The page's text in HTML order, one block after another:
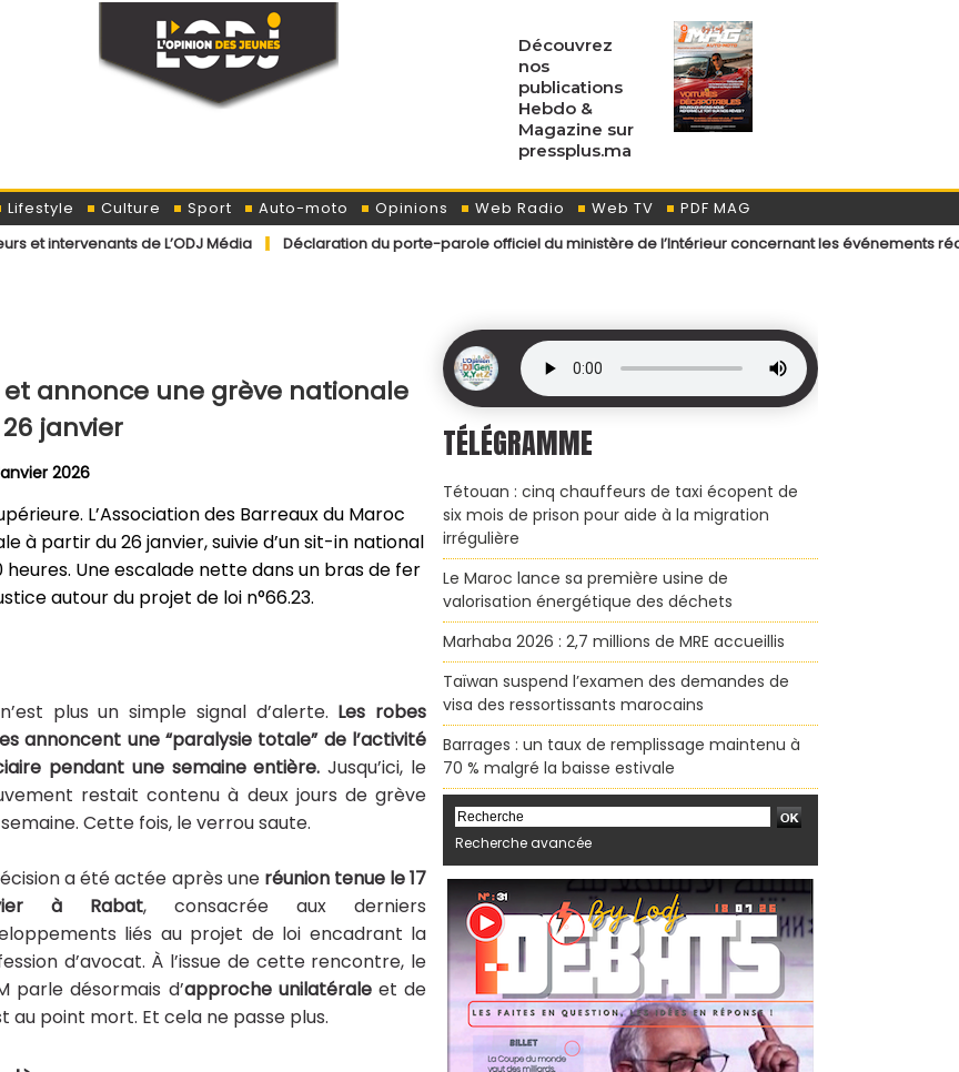
Découvrez
nos
publications
Hebdo &
Magazine sur
pressplus.ma
Lifestyle Culture Sport Auto-moto Opinions Web Radio Web TV
PDF MAG
de L’ODJ Média
Déclaration du porte-parole officiel du ministère de l’Intérieur concernant les événements récemment
et annonce une grève nationale
janvier
2026
L’Association des Barreaux du Maroc
à partir du 26 janvier, suivie d’un sit-in national
Une escalade nette dans un bras de fer
autour du projet de loi n°66.23.
plus un simple signal d’alerte. Les robes
annoncent une “paralysie totale” de l’activité
pendant une semaine entière. Jusqu’ici, le
restait contenu à deux jours de grève
Cette fois, le verrou saute.
a été actée après une réunion tenue le 17
à Rabat, consacrée aux derniers
liés au projet de loi encadrant la
d’avocat. À l’issue de cette rencontre, le
parle désormais d’approche unilatéraleet de
au point mort. Et cela ne passe plus.
TÉLÉGRAMME
Tétouan : cinq chauffeurs de taxi écopent de
six mois de prison pour aide à la migration
irrégulière
Le Maroc lance sa première usine de
valorisation énergétique des déchets
Marhaba 2026 : 2,7 millions de MRE accueillis
Taïwan suspend l’examen des demandes de
visa des ressortissants marocains
Barrages : un taux de remplissage maintenu à
70 % malgré la baisse estivale
Recherche avancée